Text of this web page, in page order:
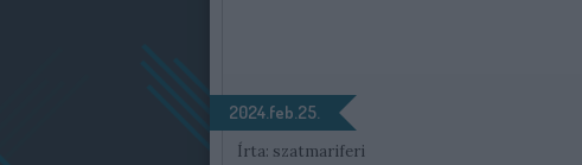
2024.feb.25.
Írta: szatmariferi